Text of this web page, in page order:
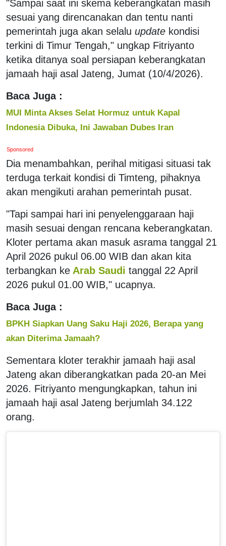
"Sampai saat ini skema keberangkatan masih
sesuai yang direncanakan dan tentu nanti
pemerintah juga akan selalu update kondisi
terkini di Timur Tengah," ungkap Fitriyanto
ketika ditanya soal persiapan keberangkatan
jamaah haji asal Jateng, Jumat (10/4/2026).
Baca Juga :
MUI Minta Akses Selat Hormuz untuk Kapal
Indonesia Dibuka, Ini Jawaban Dubes Iran
Sponsored
Dia menambahkan, perihal mitigasi situasi tak
terduga terkait kondisi di Timteng, pihaknya
akan mengikuti arahan pemerintah pusat.
"Tapi sampai hari ini penyelenggaraan haji
masih sesuai dengan rencana keberangkatan.
Kloter pertama akan masuk asrama tanggal 21
April 2026 pukul 06.00 WIB dan akan kita
terbangkan ke Arab Saudi tanggal 22 April
2026 pukul 01.00 WIB," ucapnya.
Baca Juga :
BPKH Siapkan Uang Saku Haji 2026, Berapa yang
akan Diterima Jamaah?
Sementara kloter terakhir jamaah haji asal
Jateng akan diberangkatkan pada 20-an Mei
2026. Fitriyanto mengungkapkan, tahun ini
jamaah haji asal Jateng berjumlah 34.122
orang.